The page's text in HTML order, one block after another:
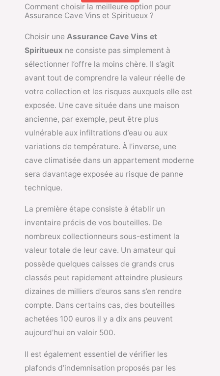
Comment choisir la meilleure option pour
Assurance Cave Vins et Spiritueux ?
Choisir une Assurance Cave Vins et
Spiritueux ne consiste pas simplement à
sélectionner l’offre la moins chère. Il s’agit
avant tout de comprendre la valeur réelle de
votre collection et les risques auxquels elle est
exposée. Une cave située dans une maison
ancienne, par exemple, peut être plus
vulnérable aux infiltrations d’eau ou aux
variations de température. À l’inverse, une
cave climatisée dans un appartement moderne
sera davantage exposée au risque de panne
technique.
La première étape consiste à établir un
inventaire précis de vos bouteilles. De
nombreux collectionneurs sous-estiment la
valeur totale de leur cave. Un amateur qui
possède quelques caisses de grands crus
classés peut rapidement atteindre plusieurs
dizaines de milliers d’euros sans s’en rendre
compte. Dans certains cas, des bouteilles
achetées 100 euros il y a dix ans peuvent
aujourd’hui en valoir 500.
Il est également essentiel de vérifier les
plafonds d’indemnisation proposés par les